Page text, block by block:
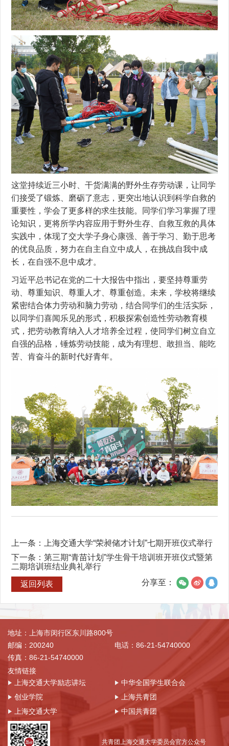
这堂持续近三小时、干货满满的野外生存劳动课，让同学
们接受了锻炼、磨砺了意志，更突出地认识到科学自救的
重要性，学会了更多样的求生技能。同学们学习掌握了理
论知识，更将所学内容应用于野外生存、自救互救的具体
实践中，体现了交大学子身心康强、善于学习、勤于思考
的优良品质，努力在自主自立中成人，在挑战自我中成
长，在自强不息中成才。
习近平总书记在党的二十大报告中指出，要坚持尊重劳
动、尊重知识、尊重人才、尊重创造。未来，学校将继续
紧密结合体力劳动和脑力劳动，结合同学们的生活实际，
以同学们喜闻乐见的形式，积极探索创造性劳动教育模
式，把劳动教育纳入人才培养全过程，使同学们树立自立
自强的品格，锤炼劳动技能，成为有理想、敢担当、能吃
苦、肯奋斗的新时代好青年。
上一条：
上海交通大学“荣昶储才计划”七期开班仪式举行
下一条： 第三期“青苗计划”学生骨干培训班开班仪式暨第
二期培训班结业典礼举行
分享至：
返回列表
地址：上海市闵行区东川路800号
邮编：200240
电话：86-21-54740000
传真：86-21-54740000
友情链接
上海交通大学励志讲坛
中华全国学生联合会
创业学院
上海共青团
上海交通大学
中国共青团
共青团上海交通大学委员会官方公众号